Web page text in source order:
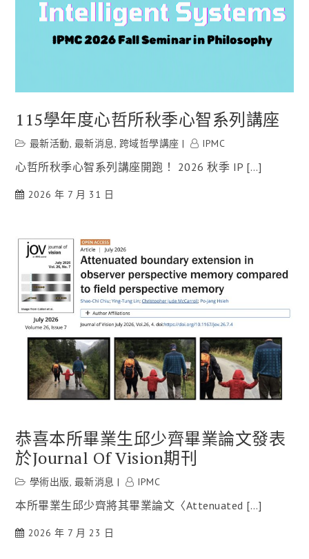
115學年度心哲所秋季心智系列講座
最新活動 最新消息 跨域哲學講座 IPMC
心哲所秋季心智系列講座開跑！ 2026 秋季 IP […]
2026 年 7 月 31 日
恭喜本所畢業生邱少齊畢業論文發表
於Journal Of Vision期刊
學術出版, 最新消息 IPMC
本所畢業生邱少齊將其畢業論文〈Attenuated […]
2026 年 7 月 23 日